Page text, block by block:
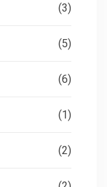
(3)
(5)
(6)
(1)
(2)